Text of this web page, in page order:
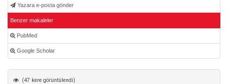
Yazara e-posta gönder
Benzer makaleler
PubMed
Google Scholar
(47 kere görüntülendi)